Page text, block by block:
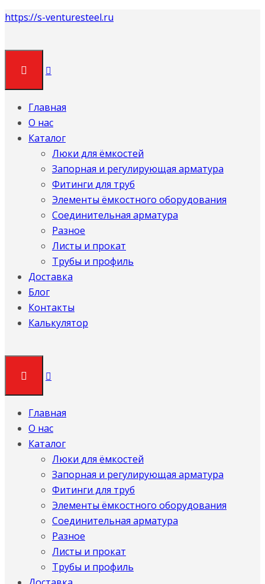
https://s-venturesteel.ru
Главная
О нас
Каталог
Люки для ёмкостей
Запорная и регулирующая арматура
Фитинги для труб
Элементы ёмкостного оборудования
Соединительная арматура
Разное
Листы и прокат
Трубы и профиль
Доставка
Блог
Контакты
Калькулятор
Главная
О нас
Каталог
Люки для ёмкостей
Запорная и регулирующая арматура
Фитинги для труб
Элементы ёмкостного оборудования
Соединительная арматура
Разное
Листы и прокат
Трубы и профиль